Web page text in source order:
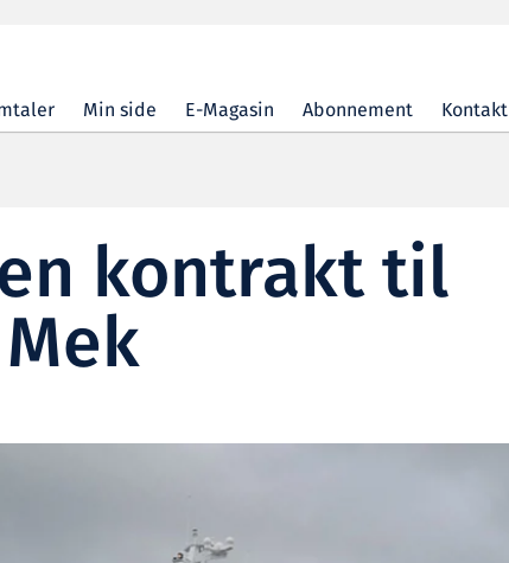
Min side E-Magasin Abonnement Kontakt
kontrakt til